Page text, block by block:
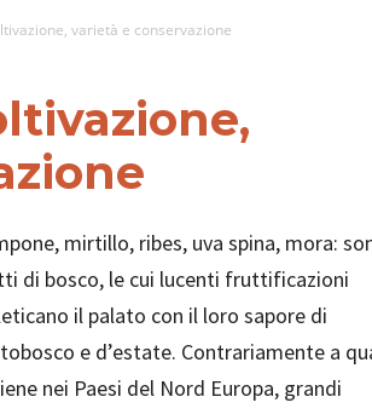
varietà e conservazione
mirtillo, ribes, uva spina, mora:
di bosco, le cui lucenti fruttificazioni
il palato con il loro sapore di
e d’estate. Contrariamente a
nei Paesi del Nord Europa, grandi